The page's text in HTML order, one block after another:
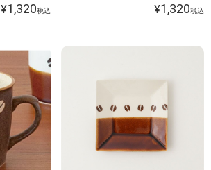
¥1,320税込 ¥1,320税込